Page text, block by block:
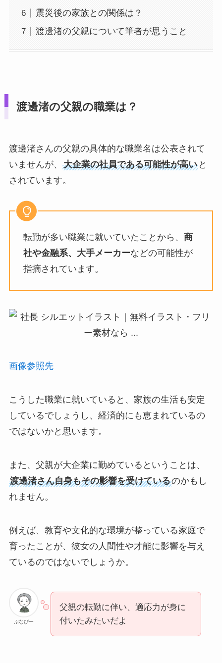
震災後の家族との関係は？
渡邊渚の父親について筆者が思うこと
渡邊渚の父親の職業は？
渡邊渚さんの父親の具体的な職業名は公表されて
いませんが、 大企業の社員である可能性が高いと
されています。
転勤が多い職業に就いていたことから、 商
社や金融系、大手メーカーなどの可能性が
指摘されています。
画像参照先
こうした職業に就いていると、家族の生活も安定
しているでしょうし、経済的にも恵まれているの
ではないかと思います。
また、父親が大企業に勤めているということは、
渡邊渚さん自身もその影響を受けているのかもし
れません。
例えば、教育や文化的な環境が整っている家庭で
育ったことが、彼女の人間性や才能に影響を与え
ているのではないでしょうか。
ぶなぴー
父親の転勤に伴い、適応力が身に
付いたみたいだよ